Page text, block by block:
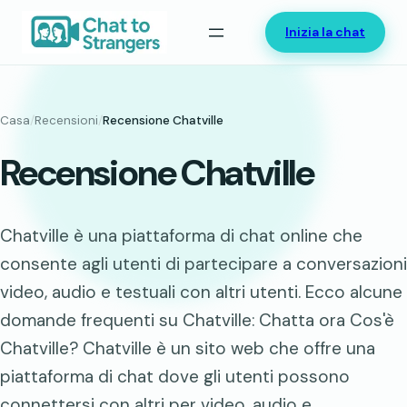
contenuto
Inizia la chat
Casa/Recensioni/Recensione Chatville
Recensione Chatville
Chatville è una piattaforma di chat online che
consente agli utenti di partecipare a conversazioni
video, audio e testuali con altri utenti. Ecco alcune
domande frequenti su Chatville: Chatta ora Cos'è
Chatville? Chatville è un sito web che offre una
piattaforma di chat dove gli utenti possono